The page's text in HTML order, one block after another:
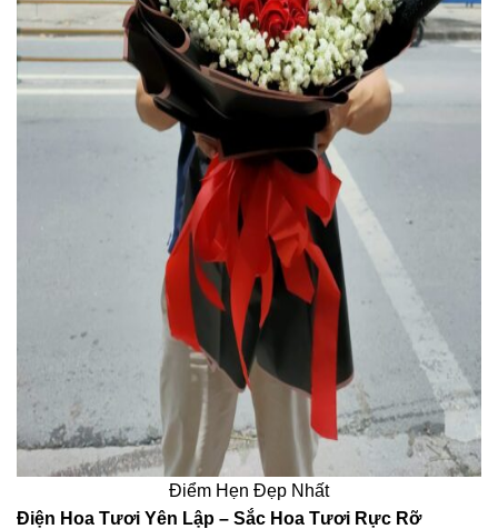
Điểm Hẹn Đẹp Nhất
Điện Hoa Tươi Yên Lập – Sắc Hoa Tươi Rực Rỡ